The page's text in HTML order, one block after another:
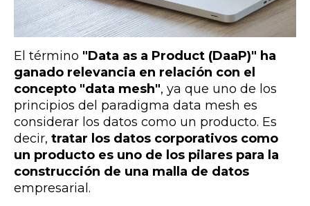
El término "Data as a Product (DaaP)" ha
ganado relevancia en relación con el
concepto "data mesh", ya que uno de los
principios del paradigma data mesh es
considerar los datos como un producto. Es
decir, tratar los datos corporativos como
un producto es uno de los pilares para la
construcción de una malla de datos
empresarial.